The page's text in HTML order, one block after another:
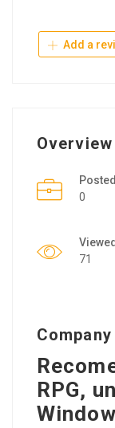
Add a
Overview
0
Viewed
71
RPG,